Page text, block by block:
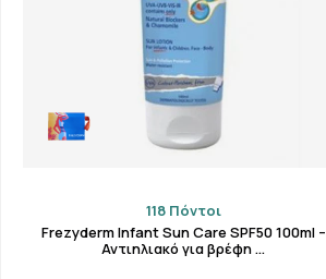
118 Πόντοι
Frezyderm Infant Sun Care SPF50 100ml –
Αντιηλιακό για βρέφη …